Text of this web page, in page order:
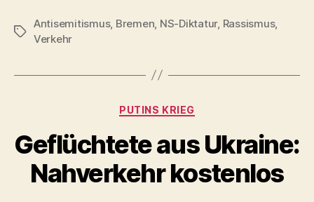
–
Holocaust“
Schlagwörter
Antisemitismus, Bremen NS-Diktatur, Rassismus,
Verkehr
Kategorien
PUTINS KRIEG
Geflüchtete aus Ukraine:
Nahverkehr kostenlos